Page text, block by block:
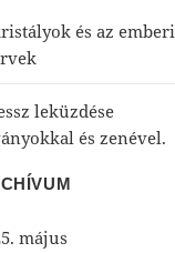
és az emberi
leküzdése
és zenével.
május